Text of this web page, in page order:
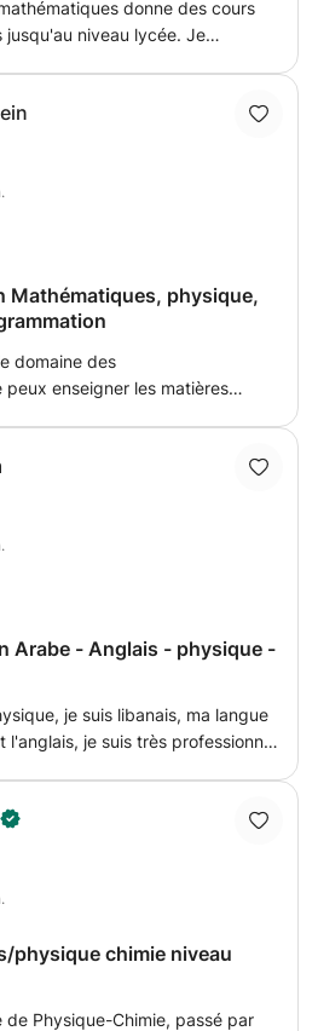
donne des cours
niveau lycée. Je
et quelques exercices à faire soi-
Mathématiques, physique,
domaine des
enseigner les matières
J'ai quatre ans
de l'éducation : deux ans
dans une école J'ai beaucoup
les idées aux étudiants, J'utilise
Arabe - Anglais - physique -
je suis libanais, ma langue
l'anglais, je suis très professionnel
physique professionnellement,
juste la langue demandée, je
physique chimie niveau
de Physique-Chimie, passé par